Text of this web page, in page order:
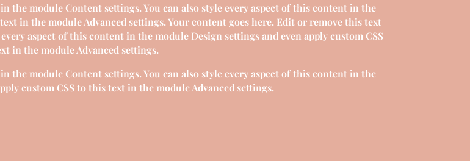
the module Content settings. You can also style every aspect of this content in the
in the module Advanced settings. Your content goes here. Edit or remove this text
aspect of this content in the module Design settings and even apply custom CSS
in the module Advanced settings.
the module Content settings. You can also style every aspect of this content in the
custom CSS to this text in the module Advanced settings.